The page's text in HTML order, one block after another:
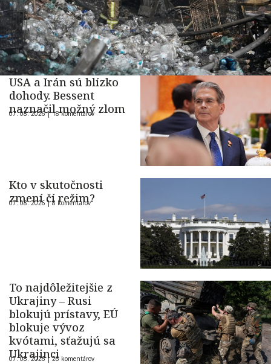
USA a Irán sú blízko
dohody. Bessent
naznačil možný zlom
07. 08. 2026 |18 komentárov
Kto v skutočnosti
zmení čí režim?
07. 08. 2026 |8 komentárov
To najdôležitejšie z
Ukrajiny – Rusi
blokujú prístavy, EÚ
blokuje vývoz
kvótami, sťažujú sa
Ukrajinci
07. 08. 2026 |26 komentárov